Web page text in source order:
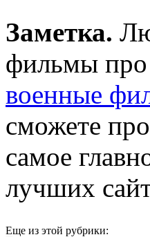
Заметка.
фильмы про
военные
сможете
самое
лучших
Еще из этой рубрики: